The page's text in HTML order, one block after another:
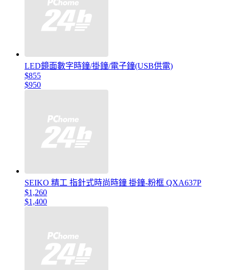
LED鏡面數字時鐘/掛鐘/電子鐘(USB供電)
$855
$950
SEIKO 精工 指針式時尚時鐘 掛鐘-粉框 QXA637P
$1,260
$1,400